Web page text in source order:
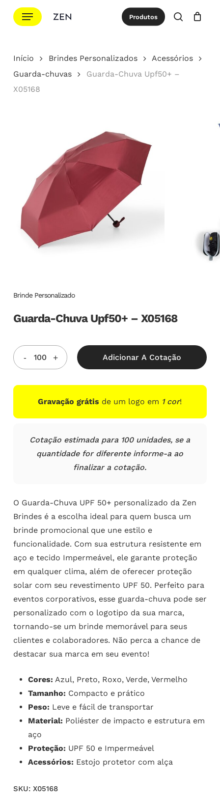
para
principal
Menu Produtos
procurar
Cotação Close
Início Brindes Personalizados
Acessórios
Guarda-chuvas
Guarda-Chuva Upf50+ –
X05168
Brinde Personalizado
Guarda-Chuva Upf50+ – X05168
Adicionar A Cotação
Gravação grátis de um logo em 1 cor!
Cotação estimada para 100 unidades, se a
quantidade for diferente informe-a ao
finalizar a cotação.
O Guarda-Chuva UPF 50+ personalizado da Zen
Brindes é a escolha ideal para quem busca um
brinde promocional que une estilo e
funcionalidade. Com sua estrutura resistente em
aço e tecido Impermeável, ele garante proteção
em qualquer clima, além de oferecer proteção
solar com seu revestimento UPF 50. Perfeito para
eventos corporativos, esse guarda-chuva pode ser
personalizado com o logotipo da sua marca,
tornando-se um brinde memorável para seus
clientes e colaboradores. Não perca a chance de
destacar sua marca em seu evento!
Cores: Azul, Preto, Roxo, Verde, Vermelho
Tamanho: Compacto e prático
Peso: Leve e fácil de transportar
Material: Poliéster de impacto e estrutura em
aço
Proteção: UPF 50 e Impermeável
Acessórios: Estojo protetor com alça
SKU: X05168